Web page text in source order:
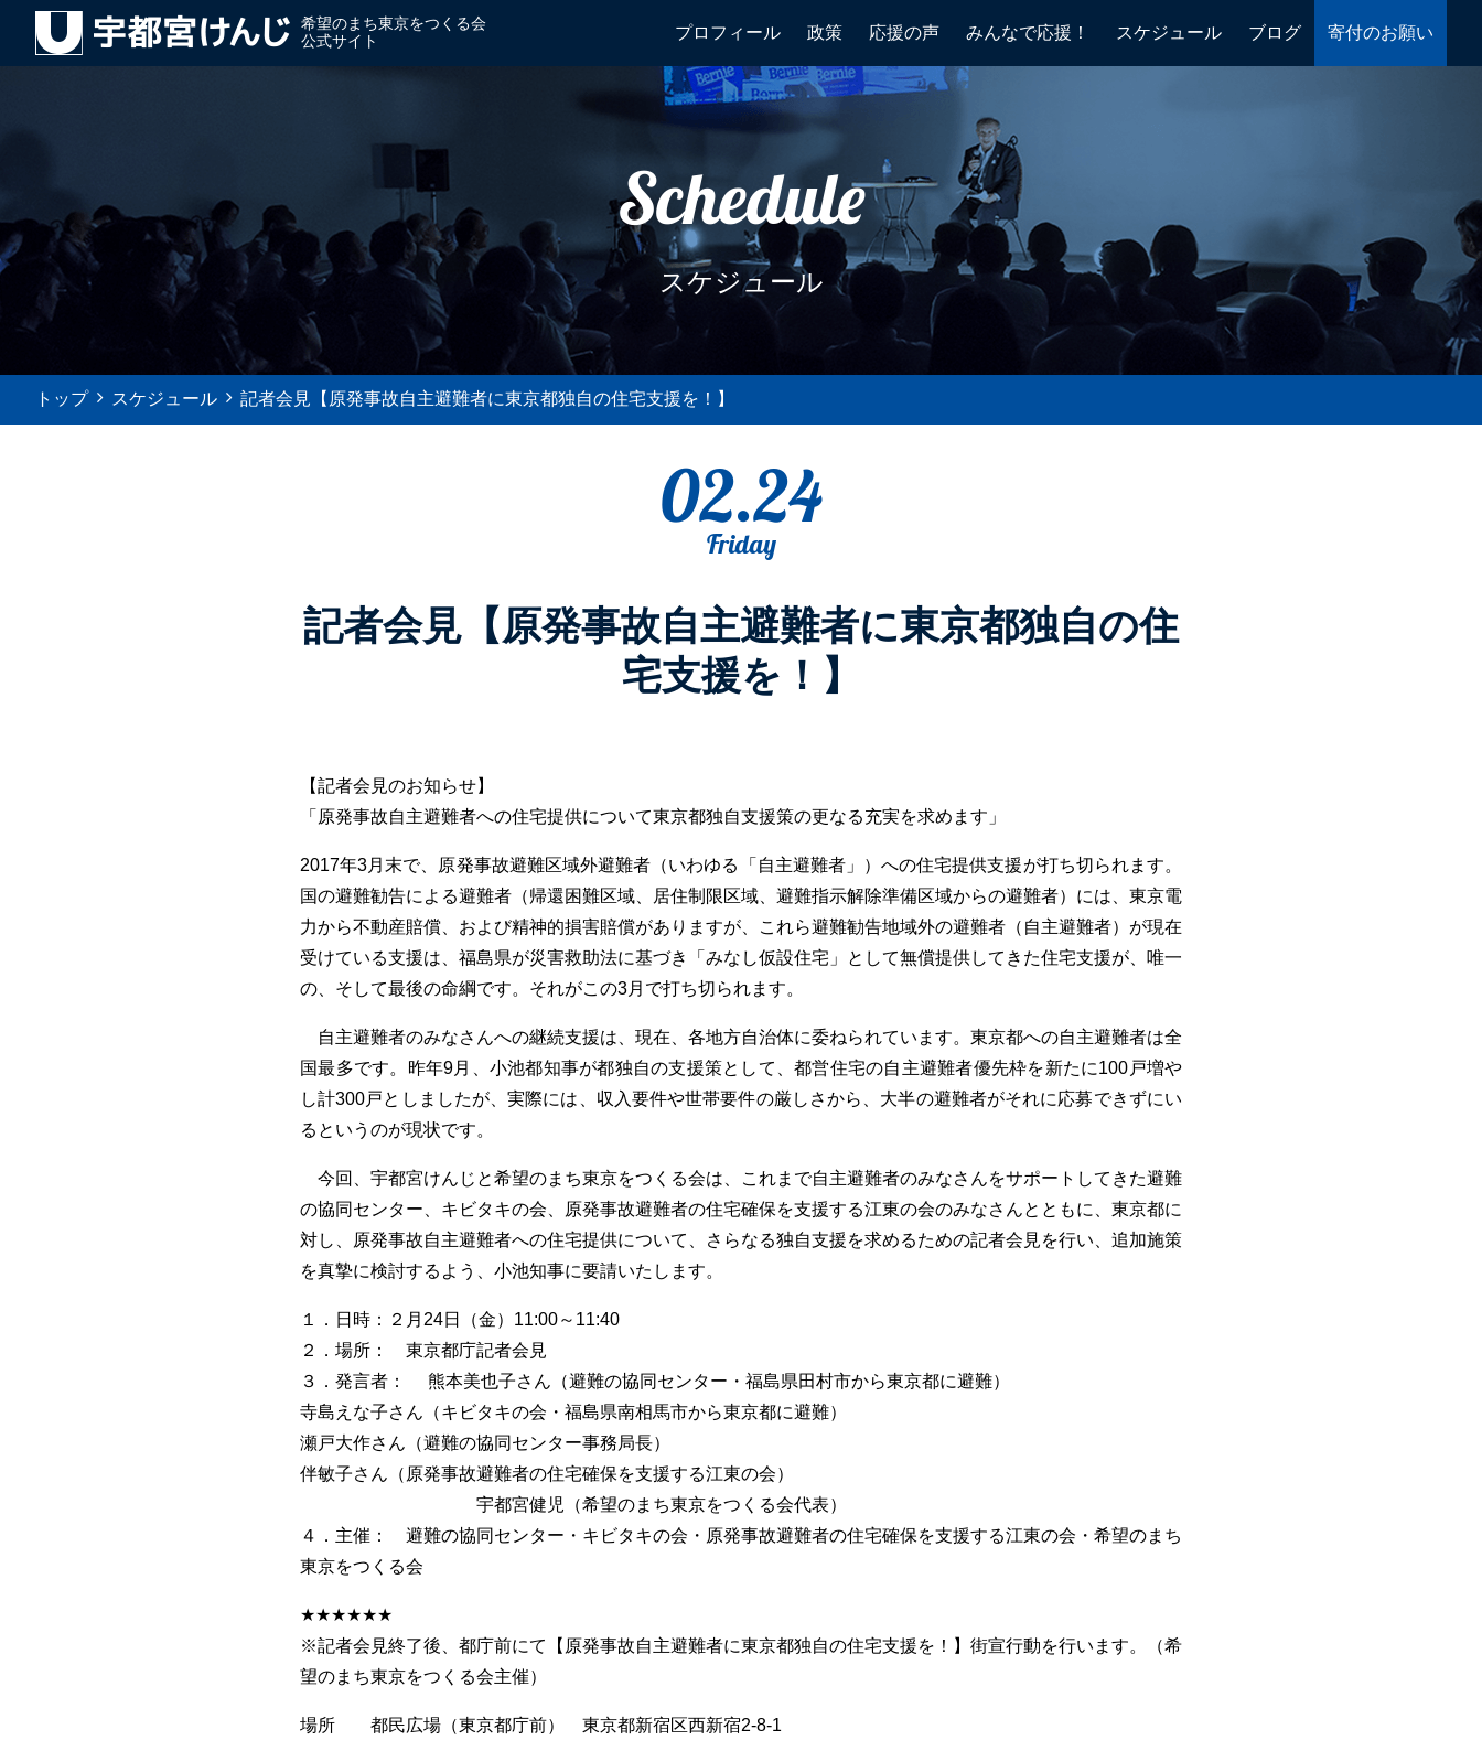
希望のまち東京をつくる会
公式サイト
プロフィール 政策 応援の声 みんなで応援！ スケジュール ブログ 寄付のお願い
Schedule
スケジュール
トップ スケジュール 記者会見【原発事故自主避難者に東京都独自の住宅支援を！】
02.24
Friday
記者会見【原発事故自主避難者に東京都独自の住
宅支援を！】
【記者会見のお知らせ】
「原発事故自主避難者への住宅提供について東京都独自支援策の更なる充実を求めます」
2017年3月末で、原発事故避難区域外避難者（いわゆる「自主避難者」）への住宅提供支援が打ち切られます。
国の避難勧告による避難者（帰還困難区域、居住制限区域、避難指示解除準備区域からの避難者）には、東京電
力から不動産賠償、および精神的損害賠償がありますが、これら避難勧告地域外の避難者（自主避難者）が現在
受けている支援は、福島県が災害救助法に基づき「みなし仮設住宅」として無償提供してきた住宅支援が、唯一
の、そして最後の命綱です。それがこの3月で打ち切られます。
自主避難者のみなさんへの継続支援は、現在、各地方自治体に委ねられています。東京都への自主避難者は全
国最多です。昨年9月、小池都知事が都独自の支援策として、都営住宅の自主避難者優先枠を新たに100戸増や
し計300戸としましたが、実際には、収入要件や世帯要件の厳しさから、大半の避難者がそれに応募できずにい
るというのが現状です。
今回、宇都宮けんじと希望のまち東京をつくる会は、これまで自主避難者のみなさんをサポートしてきた避難
の協同センター、キビタキの会、原発事故避難者の住宅確保を支援する江東の会のみなさんとともに、東京都に
対し、原発事故自主避難者への住宅提供について、さらなる独自支援を求めるための記者会見を行い、追加施策
を真摯に検討するよう、小池知事に要請いたします。
１．日時：２月24日（金）11:00～11:40
２．場所： 東京都庁記者会見
３．発言者： 熊本美也子さん（避難の協同センター・福島県田村市から東京都に避難）
寺島えな子さん（キビタキの会・福島県南相馬市から東京都に避難）
瀬戸大作さん（避難の協同センター事務局長）
伴敏子さん（原発事故避難者の住宅確保を支援する江東の会）
宇都宮健児（希望のまち東京をつくる会代表）
４．主催： 避難の協同センター・キビタキの会・原発事故避難者の住宅確保を支援する江東の会・希望のまち
東京をつくる会
★★★★★★
※記者会見終了後、都庁前にて【原発事故自主避難者に東京都独自の住宅支援を！】街宣行動を行います。（希
望のまち東京をつくる会主催）
場所 都民広場（東京都庁前） 東京都新宿区西新宿2-8-1